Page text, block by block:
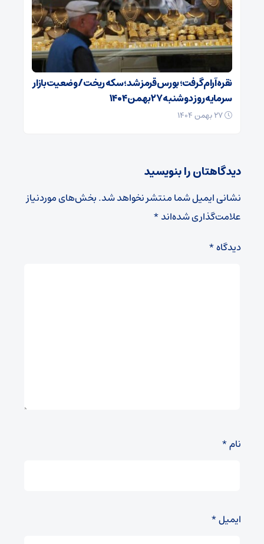
نقره آرام گرفت؛ بورس قرمز شد؛ سکه ریخت/ وضعیت بازار
سرمایه روز دوشنبه ۲۷ بهمن ۱۴۰۴
دیدگاهتان را بنویسید
نشانی ایمیل شما منتشر نخواهد شد.بخش‌های موردنیاز
علامت‌گذاری شده‌اند*
دیدگاه*
نام*
ایمیل*